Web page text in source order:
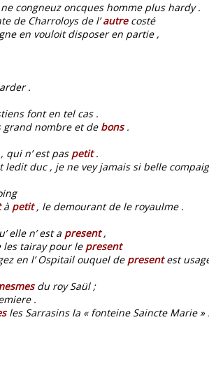
congneuz oncques homme plus hardy .
de Charroloys de l’autrecosté
en vouloit disposer en partie ,
.
font en tel cas .
grand nombre et de bons.
qui n’ est pas petit.
duc , je ne vey jamais si belle
à petit, le demourant de le royaulme .
elle n’ est a present,
les tairay pour le present
en l’ Ospitail ouquel de presentest
du roy Saül ;
.
les Sarrasins la « fonteine Saincte Marie » .